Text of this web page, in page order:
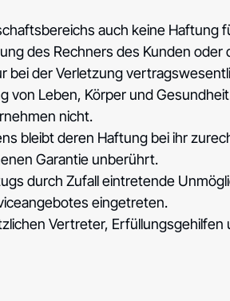
auch keine Haftung
des Rechners des Kunden
bei der Verletzung
von Leben, Körper und
nicht.
bleibt deren Haftung bei ihr
Garantie unberührt.
durch Zufall eintretende
eingetreten.
Vertreter,